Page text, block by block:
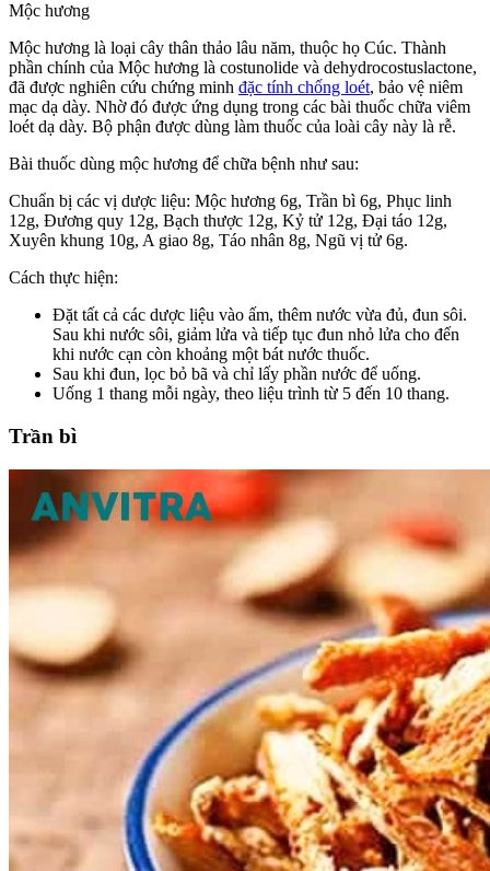
Mộc hương
Mộc hương là loại cây thân thảo lâu năm, thuộc họ Cúc. Thành
phần chính của Mộc hương là costunolide và dehydrocostuslactone,
đã được nghiên cứu chứng minh đặc tính chống loét, bảo vệ niêm
mạc dạ dày. Nhờ đó được ứng dụng trong các bài thuốc chữa viêm
loét dạ dày. Bộ phận được dùng làm thuốc của loài cây này là rễ.
Bài thuốc dùng mộc hương để chữa bệnh như sau:
Chuẩn bị các vị dược liệu: Mộc hương 6g, Trần bì 6g, Phục linh
12g, Đương quy 12g, Bạch thược 12g, Kỷ tử 12g, Đại táo 12g,
Xuyên khung 10g, A giao 8g, Táo nhân 8g, Ngũ vị tử 6g.
Cách thực hiện:
Đặt tất cả các dược liệu vào ấm, thêm nước vừa đủ, đun sôi.
Sau khi nước sôi, giảm lửa và tiếp tục đun nhỏ lửa cho đến
khi nước cạn còn khoảng một bát nước thuốc.
Sau khi đun, lọc bỏ bã và chỉ lấy phần nước để uống.
Uống 1 thang mỗi ngày, theo liệu trình từ 5 đến 10 thang.
Trần bì